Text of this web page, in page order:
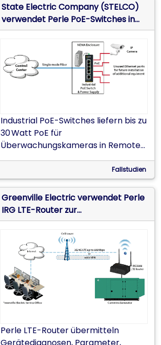
State Electric Company (STELCO)
verwendet Perle PoE-Switches in
Remote-Umspannwerken für die
Überwachungskameras
Industrial PoE-Switches liefern bis zu
30 Watt PoE für
Überwachungskameras in Remote-
Umspannwerken
Fallstudien
Greenville Electric verwendet Perle
IRG LTE-Router zur
Fernüberwachung von Geräten
Perle LTE-Router übermitteln
Gerätediagnosen, Parameter,